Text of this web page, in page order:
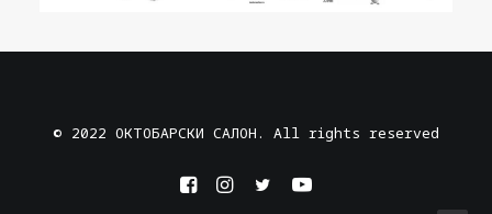
© 2022 ОКТОБАРСКИ САЛОН. All rights reserved